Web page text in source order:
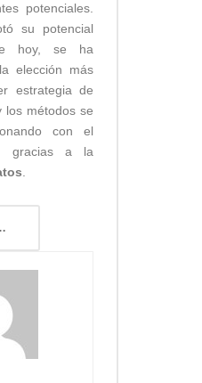
potenciales.
su potencial
hoy, se ha
elección más
estrategia de
los métodos se
con el
gracias a la